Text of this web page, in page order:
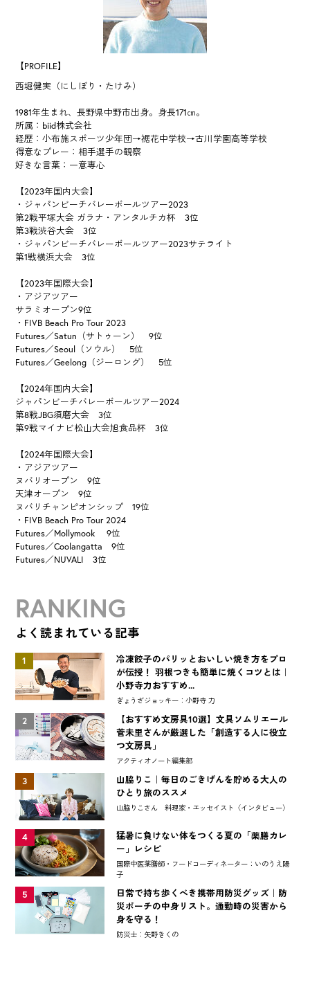
【PROFILE】
西堀健実（にしぼり・たけみ）
1981年生まれ、長野県中野市出身。身長171㎝。
所属：biid株式会社
経歴：小布施スポーツ少年団→裾花中学校→古川学園高等学校
得意なプレー：相手選手の観察
好きな言葉：一意専心
【2023年国内大会】
・ジャパンビーチバレーボールツアー2023
第2戦平塚大会 ガラナ・アンタルチカ杯 3位
第3戦渋谷大会 3位
・ジャパンビーチバレーボールツアー2023サテライト
第1戦横浜大会 3位
【2023年国際大会】
・アジアツアー
サラミオープン9位
・FIVB Beach Pro Tour 2023
Futures／Satun（サトゥーン） 9位
Futures／Seoul（ソウル） 5位
Futures／Geelong（ジーロング） 5位
【2024年国内大会】
ジャパンビーチバレーボールツアー2024
第8戦JBG須磨大会 3位
第9戦マイナビ松山大会旭食品杯 3位
【2024年国際大会】
・アジアツアー
ヌバリオープン 9位
天津オープン 9位
ヌバリチャンピオンシップ 19位
・FIVB Beach Pro Tour 2024
Futures／Mollymook 9位
Futures／Coolangatta 9位
Futures／NUVALI 3位
RANKING
よく読まれている記事
1
冷凍餃子のパリッとおいしい焼き方をプロ
が伝授！ 羽根つきも簡単に焼くコツとは｜
小野寺力おすすめ...
ぎょうざジョッキー：小野寺 力
2
【おすすめ文房具10選】文具ソムリエール
菅未里さんが厳選した「創造する人に役立
つ文房具」
アクティオノート編集部
3
山脇りこ｜毎日のごきげんを貯める大人の
ひとり旅のススメ
山脇りこさん 料理家・エッセイスト〈インタビュー〉
4
猛暑に負けない体をつくる夏の「薬膳カレ
ー」レシピ
国際中医薬膳師・フードコーディネーター：いのうえ陽
子
5
日常で持ち歩くべき携帯用防災グッズ｜防
災ポーチの中身リスト。通勤時の災害から
身を守る！
防災士：矢野きくの